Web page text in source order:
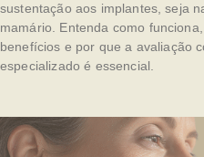
sustentação aos implantes, seja
mamário. Entenda como
benefícios e por que a avaliação
especializado é essencial.